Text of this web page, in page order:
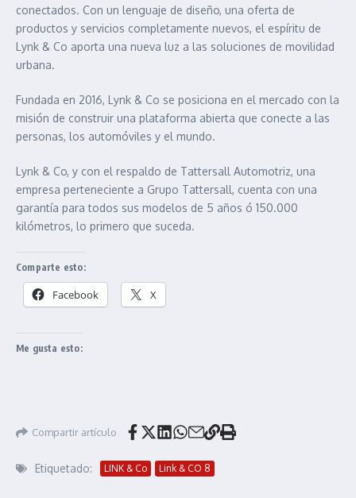
conectados. Con un lenguaje de diseño, una oferta de
productos y servicios completamente nuevos, el espíritu de
Lynk & Co aporta una nueva luz a las soluciones de movilidad
urbana.
Fundada en 2016, Lynk & Co se posiciona en el mercado con la
misión de construir una plataforma abierta que conecte a las
personas, los automóviles y el mundo.
Lynk & Co, y con el respaldo de Tattersall Automotriz, una
empresa perteneciente a Grupo Tattersall, cuenta con una
garantía para todos sus modelos de 5 años ó 150.000
kilómetros, lo primero que suceda.
Comparte esto:
Facebook X
Me gusta esto:
Compartir artículo
Etiquetado: LINK & Co Link & CO 8